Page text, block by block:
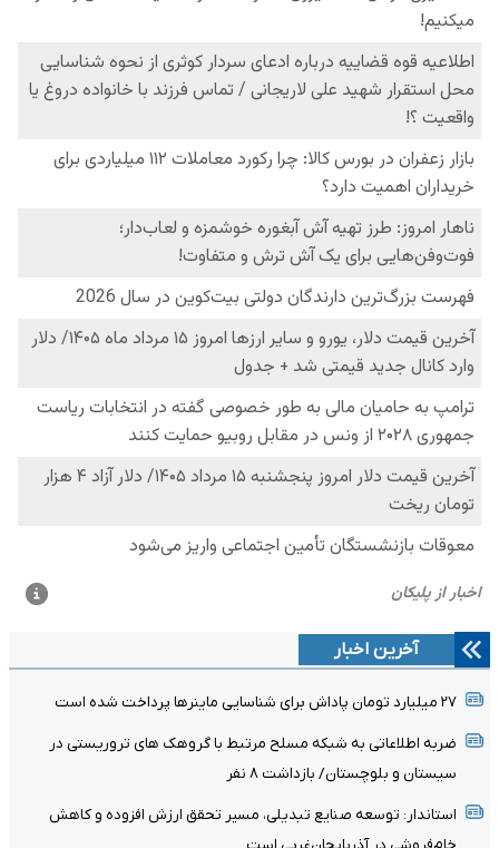
آخرین اخبار
۲۷ میلیارد تومان پاداش برای شناسایی ماینرها پرداخت شده است
ضربه اطلاعاتی به شبکه مسلح مرتبط با گروهک های تروریستی در
سیستان و بلوچستان/ بازداشت ۸ نفر
استاندار: توسعه صنایع تبدیلی، مسیر تحقق ارزش افزوده و کاهش